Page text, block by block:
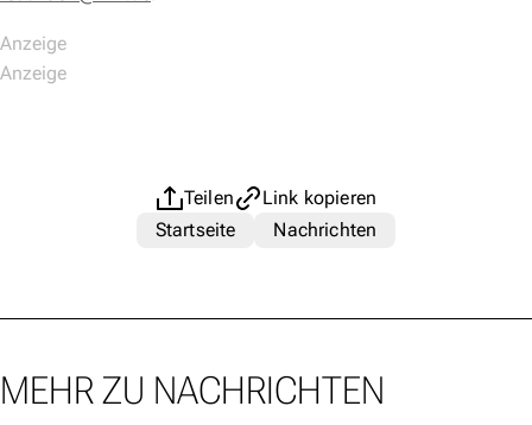
Teilen
Link kopieren
Startseite
Nachrichten
MEHR ZU NACHRICHTEN